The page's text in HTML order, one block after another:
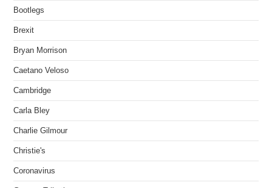
Bootlegs
Brexit
Bryan Morrison
Caetano Veloso
Cambridge
Carla Bley
Charlie Gilmour
Christie's
Coronavirus